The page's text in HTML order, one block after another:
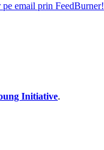
email prin FeedBurner!
Initiative.